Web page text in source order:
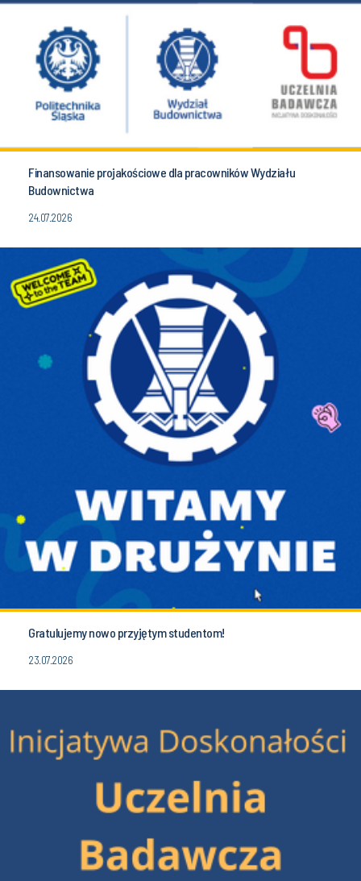
Finansowanie projakościowe dla pracowników Wydziału
Budownictwa
24.07.2026
Gratulujemy nowo przyjętym studentom!
23.07.2026